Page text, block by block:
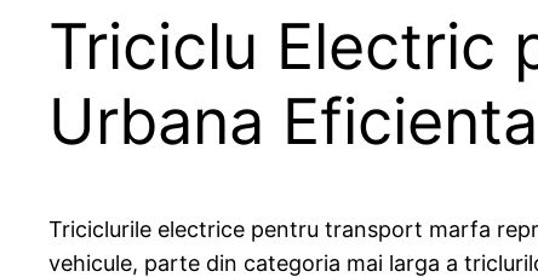
Triciclu Electric
Urbana Eficienta
Triciclurile electrice pentru transport marfa
vehicule, parte din categoria mai larga a